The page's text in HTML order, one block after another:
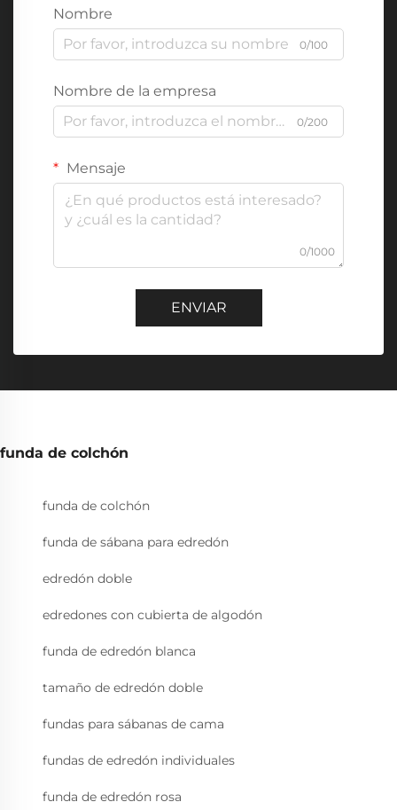
Nombre
0/100
Nombre de la empresa
0/200
Mensaje
0/1000
ENVIAR
funda de colchón
funda de colchón
funda de sábana para edredón
edredón doble
edredones con cubierta de algodón
funda de edredón blanca
tamaño de edredón doble
fundas para sábanas de cama
fundas de edredón individuales
funda de edredón rosa